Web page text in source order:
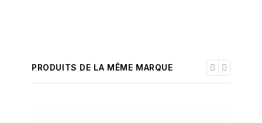
PRODUITS DE LA MÊME MARQUE